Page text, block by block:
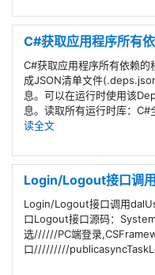
C#获取应用程序所有
C#获取应用程序所有依赖的
成JSON清单文件
息。可以在运行时使用该
息。读取所有运行时库：
读全文
Login/Logout接口调
Login/Logout接口调用
口Logout接口源码：
选//////PC端登录
口/////////